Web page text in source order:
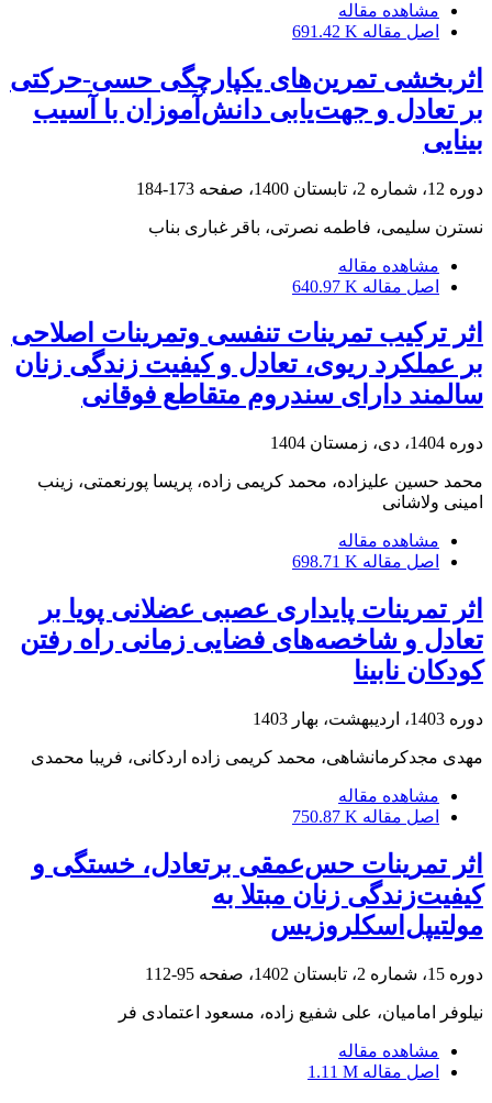
مشاهده مقاله
اصل مقاله 691.42 K
اثربخشی تمرین‌های یکپارچگی حسی-حرکتی
بر تعادل و جهت‌یابی دانش‌آموزان با آسیب
بینایی
دوره 12، شماره 2، تابستان 1400، صفحه 173-184
نسترن سلیمی، فاطمه نصرتی، باقر غباری بناب
مشاهده مقاله
اصل مقاله 640.97 K
اثر ترکیب تمرینات تنفسی وتمرینات اصلاحی
بر عملکرد ریوی، تعادل و کیفیت زندگی زنان
سالمند دارای سندروم متقاطع فوقانی
دوره 1404، دی، زمستان 1404
محمد حسین علیزاده، محمد کریمی زاده، پریسا پورنعمتی، زینب
امینی ولاشانی
مشاهده مقاله
اصل مقاله 698.71 K
اثر تمرینات پایداری عصبی عضلانی پویا بر
تعادل و شاخصه‌های فضایی زمانی راه رفتن
کودکان نابینا
دوره 1403، اردیبهشت، بهار 1403
مهدی مجدکرمانشاهی، محمد کریمی زاده اردکانی، فریبا محمدی
مشاهده مقاله
اصل مقاله 750.87 K
اثر تمرینات حس‌عمقی برتعادل، خستگی و
کیفیت‌زندگی زنان مبتلا به
مولتیپل‌اسکلروزیس
دوره 15، شماره 2، تابستان 1402، صفحه 95-112
نیلوفر امامیان، علی شفیع زاده، مسعود اعتمادی فر
مشاهده مقاله
اصل مقاله 1.11 M